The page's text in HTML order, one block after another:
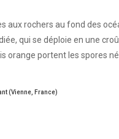
aux rochers au fond des
qui se déploie en une
orange portent les spores
(Vienne, France)